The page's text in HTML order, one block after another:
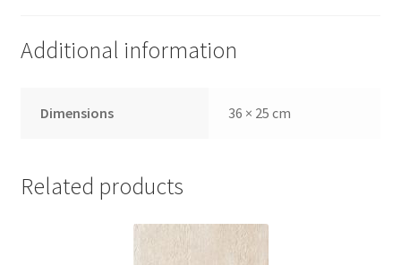
Additional information
Dimensions 36 × 25 cm
Related products